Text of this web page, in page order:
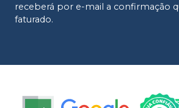
receberá por e-mail a confirmação
faturado.